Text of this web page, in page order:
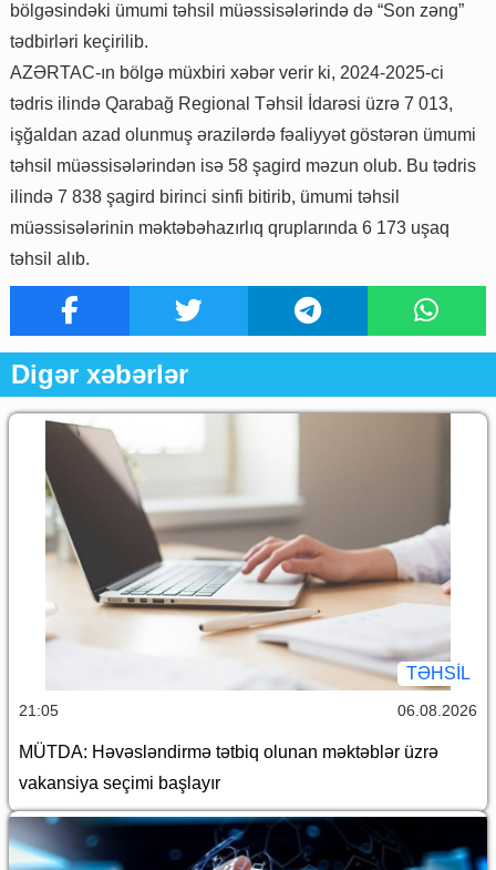
bölgəsindəki ümumi təhsil müəssisələrində də “Son zəng”
tədbirləri keçirilib.
AZƏRTAC-ın bölgə müxbiri xəbər verir ki, 2024-2025-ci
tədris ilində Qarabağ Regional Təhsil İdarəsi üzrə 7 013,
işğaldan azad olunmuş ərazilərdə fəaliyyət göstərən ümumi
təhsil müəssisələrindən isə 58 şagird məzun olub. Bu tədris
ilində 7 838 şagird birinci sinfi bitirib, ümumi təhsil
müəssisələrinin məktəbəhazırlıq qruplarında 6 173 uşaq
təhsil alıb.
Digər xəbərlər
TƏHSIL
21:05 06.08.2026
MÜTDA: Həvəsləndirmə tətbiq olunan məktəblər üzrə
vakansiya seçimi başlayır